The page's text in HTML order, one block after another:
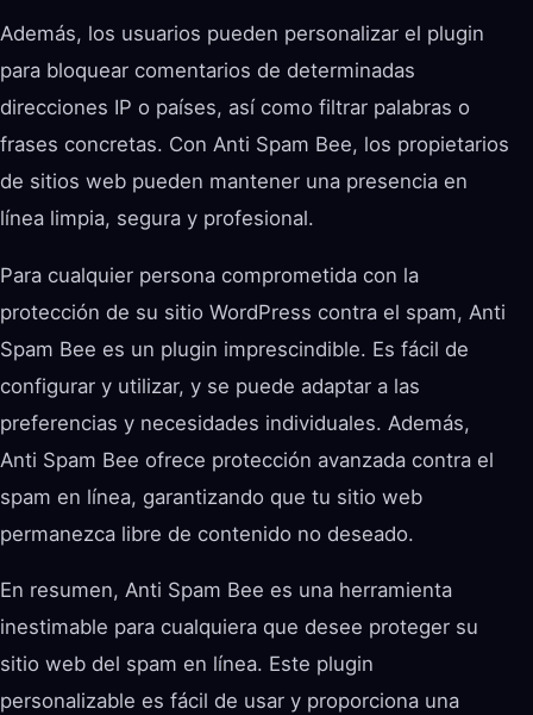
Además, los usuarios pueden personalizar el plugin
para bloquear comentarios de determinadas
direcciones IP o países, así como filtrar palabras o
frases concretas. Con Anti Spam Bee, los propietarios
de sitios web pueden mantener una presencia en
línea limpia, segura y profesional.
Para cualquier persona comprometida con la
protección de su sitio WordPress contra el spam, Anti
Spam Bee es un plugin imprescindible. Es fácil de
configurar y utilizar, y se puede adaptar a las
preferencias y necesidades individuales. Además,
Anti Spam Bee ofrece protección avanzada contra el
spam en línea, garantizando que tu sitio web
permanezca libre de contenido no deseado.
En resumen, Anti Spam Bee es una herramienta
inestimable para cualquiera que desee proteger su
sitio web del spam en línea. Este plugin
personalizable es fácil de usar y proporciona una